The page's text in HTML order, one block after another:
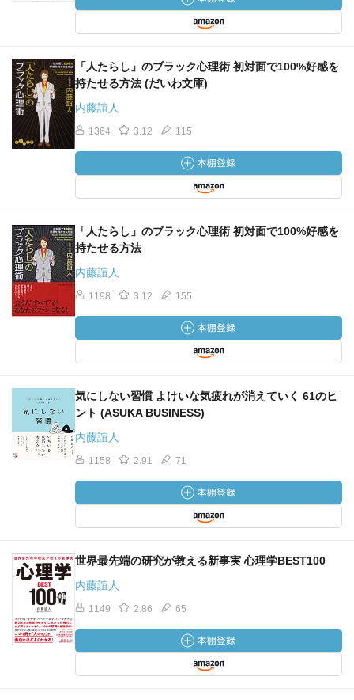
「人たらし」のブラック心理術 初対面で100%好感を
持たせる方法 (だいわ文庫)
内藤誼人
1364 3.12 115
「人たらし」のブラック心理術 初対面で100%好感を
持たせる方法
内藤誼人
1198 3.12 155
気にしない習慣 よけいな気疲れが消えていく 61のヒ
ント (ASUKA BUSINESS)
内藤誼人
1158 2.91 71
世界最先端の研究が教える新事実 心理学BEST100
内藤誼人
1149 2.86 65